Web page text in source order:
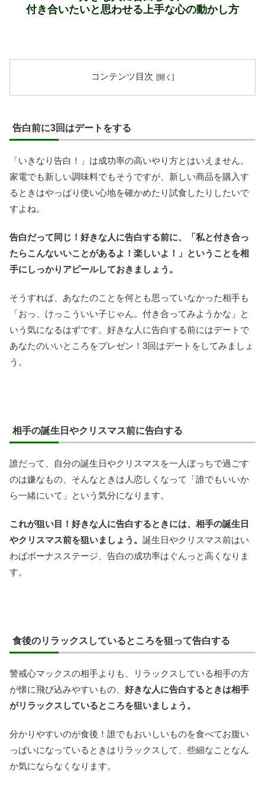
付き合いたいと思わせる上手な心の動かし方
コンテンツ目次
告白前に3回はデートをする
「いきなり告白！」は成功率の高いやり方とはいえません。
家電でも新しい調味料でもそうですが、新しい商品を購入す
るときはやっぱり使い心地を確かめたり試食したりしたいで
すよね。
告白だって同じ！好きな人に告白する前に、「私と付き合っ
たらこんないいことがあるよ！楽しいよ！」ということを相
手にしっかりアピールしておきましょう。
そうすれば、あなたのことを何とも思っていなかった相手も
「おっ、けっこういい子じゃん。付き合ってみようかな」と
いう気になるはずです。好きな人に告白する前にはデートで
あなたのいいところをプレゼン！3回はデートをしてみましょ
う。
相手の誕生日やクリスマス前に告白する
誰だって、自分の誕生日やクリスマスを一人ぼっちで過ごす
のは嫌なもの、そんなときは人恋しくなって「誰でもいいか
ら一緒にいて」という気分になります。
これが狙い目！好きな人に告白するときには、相手の誕生日
やクリスマス前を狙いましょう。 誕生日やクリスマス前はい
わばボーナスステージ、告白の成功率はぐんっと高くなりま
す。
食後のリラックスしているところを狙って告白する
警戒心マックスの相手よりも、リラックスしている相手の方
が懐に飛び込みやすいもの、 好きな人に告白するときは相手
がリラックスしているところを狙いましょう。
分かりやすいのが食後！誰でもおいしいものを食べてお腹い
っぱいになっているときはリラックスして、些細なことなん
か気にならなくなります。